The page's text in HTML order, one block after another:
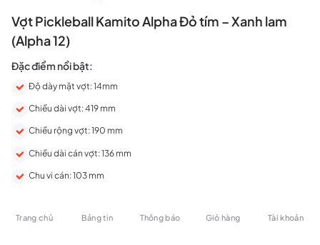
Vợt Pickleball Kamito Alpha Đỏ tím – Xanh lam
(Alpha 12)
Đặc điểm nổi bật:
Độ dày mặt vợt: 14mm
Chiều dài vợt: 419 mm
Chiều rộng vợt: 190 mm
Chiều dài cán vợt: 136 mm
Trọng lượng: 230 ± 5g
Trang chủ Bảng tin Thông báo Giỏ hàng Tài khoản